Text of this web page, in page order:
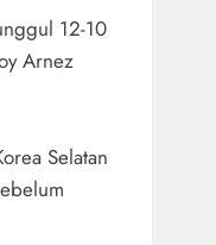
12-10
Arnez
Selatan